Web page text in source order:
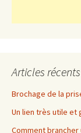
Articles récents
Brochage de la
Un lien très utile
Comment